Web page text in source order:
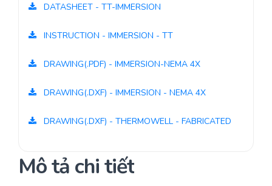
DATASHEET - TT-IMMERSION
INSTRUCTION - IMMERSION - TT
DRAWING(.PDF) - IMMERSION-NEMA 4X
DRAWING(.DXF) - IMMERSION - NEMA 4X
DRAWING(.DXF) - THERMOWELL - FABRICATED
Mô tả chi tiết